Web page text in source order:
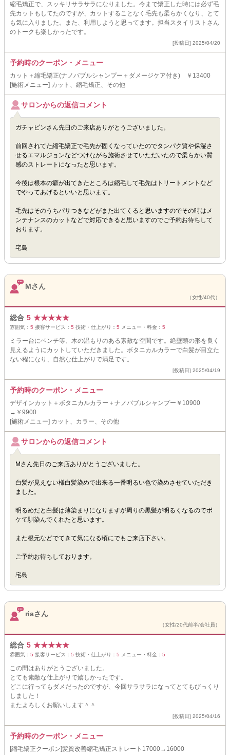
縮毛矯正で、スッキリサラサラになりました。今まで矯正した時には必ず毛
先カットもしてたのですが、カットすることなく毛先も柔らかくなり、とて
も気に入りました。また、利用しようと思ってます。担当スタイリストさん
のトークも楽しかったです。
[投稿日] 2025/04/20
予約時のクーポン・メニュー
カット＋縮毛矯正(ナノバブルシャンプー＋ダメージケア付き) ￥13400
[施術メニュー] カット、縮毛矯正、その他
サロンからの返信コメント
ガチャピンさん先日のご来店ありがとうございました。
前回されてた縮毛矯正で毛先が固くなっていたのでタンパク質や保湿さ
せるエマルジョンなどつけながら施術させていただいたので柔らかい質
感のストレートになったと思います。
今後は根本の癖が出てきたところは縮毛して毛先はトリートメントなど
でやってあげるといいと思います。
毛先はそのうちパサつきなどがまた出てくると思いますのでその時はメ
ンテナンスのカットなどで対応できると思いますのでご予約お待ちして
おります。
宅島
Mさん
（女性/40代）
総合 5 ★★★★★
雰囲気： 5 接客サービス： 5 技術・仕上がり： 5 メニュー・料金： 5
ミラー台にベンチ等、木の温もりのある素敵な空間です。絶壁頭の形を良く
見えるようにカットしていただきました。ボタニカルカラーで白髪が目立た
ない程になり、自然な仕上がりで満足です。
[投稿日] 2025/04/19
予約時のクーポン・メニュー
デザインカット＋ボタニカルカラー＋ナノバブルシャンプー￥10900
→￥9900
[施術メニュー] カット、カラー、その他
サロンからの返信コメント
Mさん先日のご来店ありがとうございました。
白髪が見えない様白髪染めで出来る一番明るい色で染めさせていただき
ました。
明るめだと白髪は薄染まりになりますが周りの黒髪が明るくなるのでボ
ケて馴染んでくれたと思います。
また根元などでてきて気になる頃にでもご来店下さい。
ご予約お待ちしております。
宅島
riaさん
（女性/20代前半/会社員）
総合 5 ★★★★★
雰囲気： 5 接客サービス： 5 技術・仕上がり： 5 メニュー・料金： 5
この間はありがとうございました。
とても素敵な仕上がりで嬉しかったです。
どこに行ってもダメだったのですが、今回サラサラになってとてもびっくり
しました！
またよろしくお願いします＾＾
[投稿日] 2025/04/16
予約時のクーポン・メニュー
[縮毛矯正クーポン]髪質改善縮毛矯正ストレート17000→16000